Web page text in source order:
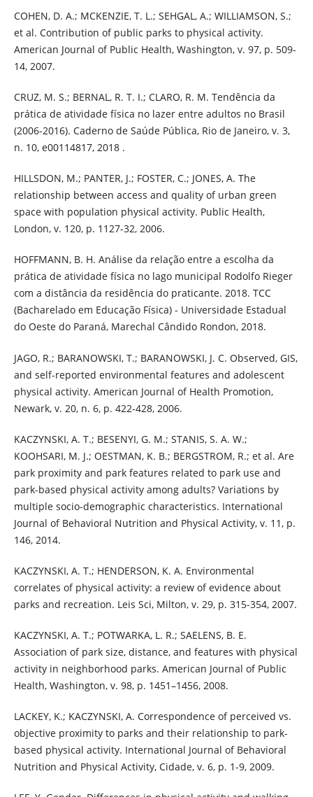
COHEN, D. A.; MCKENZIE, T. L.; SEHGAL, A.; WILLIAMSON, S.;
et al. Contribution of public parks to physical activity.
American Journal of Public Health, Washington, v. 97, p. 509-
14, 2007.
CRUZ, M. S.; BERNAL, R. T. I.; CLARO, R. M. Tendência da
prática de atividade física no lazer entre adultos no Brasil
(2006-2016). Caderno de Saúde Pública, Rio de Janeiro, v. 3,
n. 10, e00114817, 2018 .
HILLSDON, M.; PANTER, J.; FOSTER, C.; JONES, A. The
relationship between access and quality of urban green
space with population physical activity. Public Health,
London, v. 120, p. 1127-32, 2006.
HOFFMANN, B. H. Análise da relação entre a escolha da
prática de atividade física no lago municipal Rodolfo Rieger
com a distância da residência do praticante. 2018. TCC
(Bacharelado em Educação Física) - Universidade Estadual
do Oeste do Paraná, Marechal Cândido Rondon, 2018.
JAGO, R.; BARANOWSKI, T.; BARANOWSKI, J. C. Observed, GIS,
and self-reported environmental features and adolescent
physical activity. American Journal of Health Promotion,
Newark, v. 20, n. 6, p. 422-428, 2006.
KACZYNSKI, A. T.; BESENYI, G. M.; STANIS, S. A. W.;
KOOHSARI, M. J.; OESTMAN, K. B.; BERGSTROM, R.; et al. Are
park proximity and park features related to park use and
park-based physical activity among adults? Variations by
multiple socio-demographic characteristics. International
Journal of Behavioral Nutrition and Physical Activity, v. 11, p.
146, 2014.
KACZYNSKI, A. T.; HENDERSON, K. A. Environmental
correlates of physical activity: a review of evidence about
parks and recreation. Leis Sci, Milton, v. 29, p. 315-354, 2007.
KACZYNSKI, A. T.; POTWARKA, L. R.; SAELENS, B. E.
Association of park size, distance, and features with physical
activity in neighborhood parks. American Journal of Public
Health, Washington, v. 98, p. 1451–1456, 2008.
LACKEY, K.; KACZYNSKI, A. Correspondence of perceived vs.
objective proximity to parks and their relationship to park-
based physical activity. International Journal of Behavioral
Nutrition and Physical Activity, Cidade, v. 6, p. 1-9, 2009.